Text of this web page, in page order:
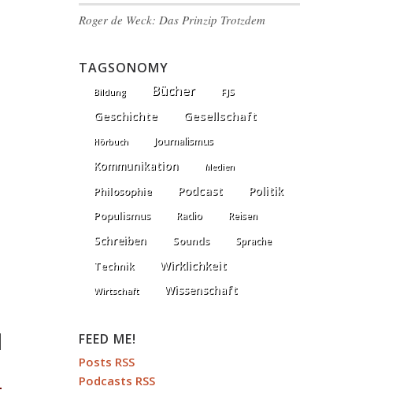
Roger de Weck: Das Prinzip Trotzdem
TAGSONOMY
Bildung Bücher FJS
Geschichte Gesellschaft
Hörbuch Journalismus
Kommunikation Medien
Philosophie Podcast Politik
Populismus Radio Reisen
Schreiben Sounds Sprache
Technik Wirklichkeit
Wirtschaft Wissenschaft
FEED ME!
Posts RSS
Podcasts RSS